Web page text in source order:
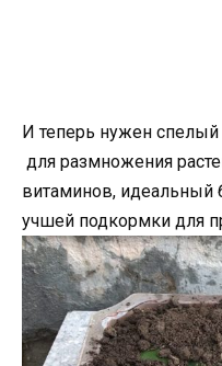
И теперь нужен спелый
для размножения
витаминов, идеальный
учшей подкормки для